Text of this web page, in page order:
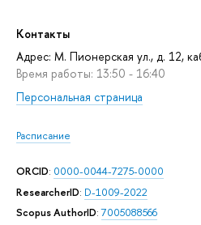
Контакты
Адрес: М. Пионерская ул., д. 12,
Время работы: 13:50 - 16:40
Персональная страница
Расписание
ORCID: 0000-0044-7275-0000
ResearcherID: D-1009-2022
Scopus AuthorID:7005088566